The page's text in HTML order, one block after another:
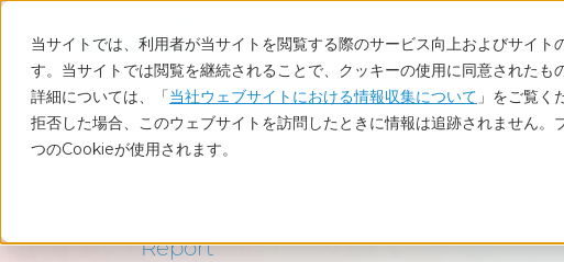
当サイトでは、利用者が当サイトを閲覧する際のサービス向上およびサイ
す。当サイトでは閲覧を継続されることで、クッキーの使用に同意されたも
詳細については、「当社ウェブサイトにおける情報収集について 」をご覧く
拒否した場合、このウェブサイトを訪問したときに情報は追跡されません
つのCookieが使用されます。
サービス
ホーム セミナーレポート
Report